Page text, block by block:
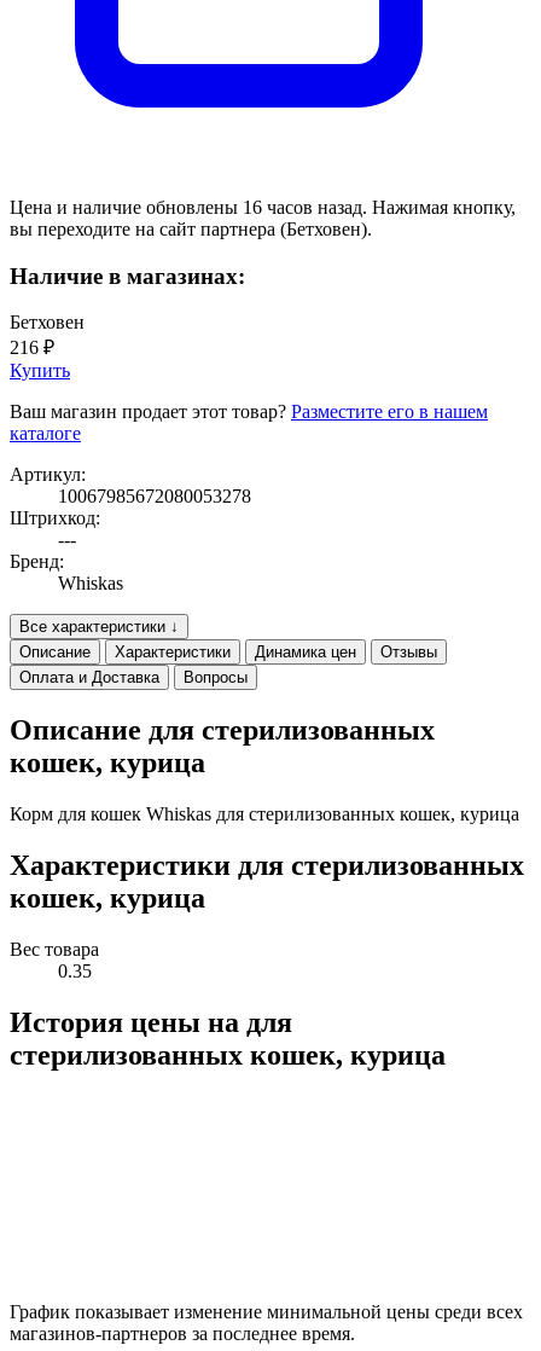
Цена и наличие обновлены 16 часов назад. Нажимая кнопку,
вы переходите на сайт партнера (Бетховен).
Наличие в магазинах:
Бетховен
216 ₽
Купить
Ваш магазин продает этот товар? Разместите его в нашем
каталоге
Артикул:
10067985672080053278
Штрихкод:
---
Бренд:
Whiskas
Все характеристики ↓
Описание
Характеристики Динамика цен
Отзывы
Оплата и Доставка
Вопросы
Описание для стерилизованных
кошек, курица
Корм для кошек Whiskas для стерилизованных кошек, курица
Характеристики для стерилизованных
кошек, курица
Вес товара
0.35
История цены на для
стерилизованных кошек, курица
График показывает изменение минимальной цены среди всех
магазинов-партнеров за последнее время.